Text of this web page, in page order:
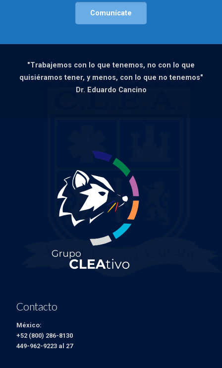
Comunícate
"Trabajemos con lo que tenemos, no con lo que
quisiéramos tener, y menos, con lo que no tenemos"
Dr. Eduardo Cancino
Contacto
México:
+52 (800) 286-8130
449-962-9223 al 27